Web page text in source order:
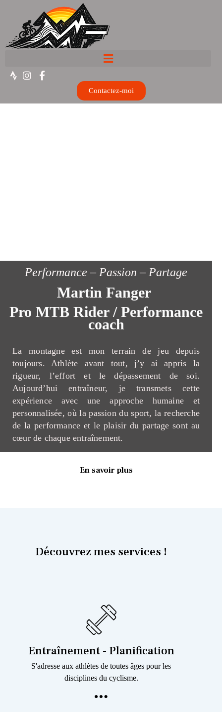
Contactez-moi
Performance – Passion – Partage
Martin Fanger
Pro MTB Rider / Performance
coach
La montagne est mon terrain de jeu depuis
toujours. Athlète avant tout, j’y ai appris la
rigueur, l’effort et le dépassement de soi.
Aujourd’hui entraîneur, je transmets cette
expérience avec une approche humaine et
personnalisée, où la passion du sport, la recherche
de la performance et le plaisir du partage sont au
cœur de chaque entraînement.
En savoir plus
Découvrez mes services !
Entraînement - Planification
S'adresse aux athlètes de toutes âges pour les
disciplines du cyclisme.